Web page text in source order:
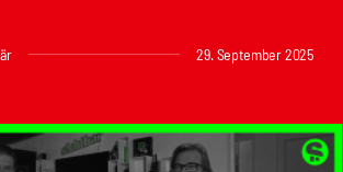
29. September 2025